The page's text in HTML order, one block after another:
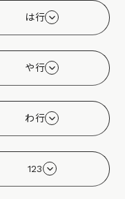
は行
や行
わ行
123